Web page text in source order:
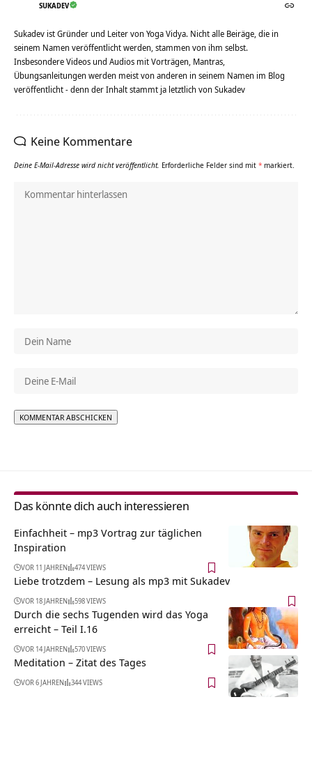
SUKADEV
Sukadev ist Gründer und Leiter von Yoga Vidya. Nicht alle Beiräge, die in
seinem Namen veröffentlicht werden, stammen von ihm selbst.
Insbesondere Videos und Audios mit Vorträgen, Mantras,
Übungsanleitungen werden meist von anderen in seinem Namen im Blog
veröffentlicht - denn der Inhalt stammt ja letztlich von Sukadev
Keine Kommentare
Deine E-Mail-Adresse wird nicht veröffentlicht. Erforderliche Felder sind mit * markiert.
Das könnte dich auch interessieren
Einfachheit – mp3 Vortrag zur täglichen
Inspiration
VOR 11 JAHREN 474 VIEWS
Liebe trotzdem – Lesung als mp3 mit Sukadev
VOR 18 JAHREN 598 VIEWS
Durch die sechs Tugenden wird das Yoga
erreicht – Teil I.16
VOR 14 JAHREN 570 VIEWS
Meditation – Zitat des Tages
VOR 6 JAHREN 344 VIEWS